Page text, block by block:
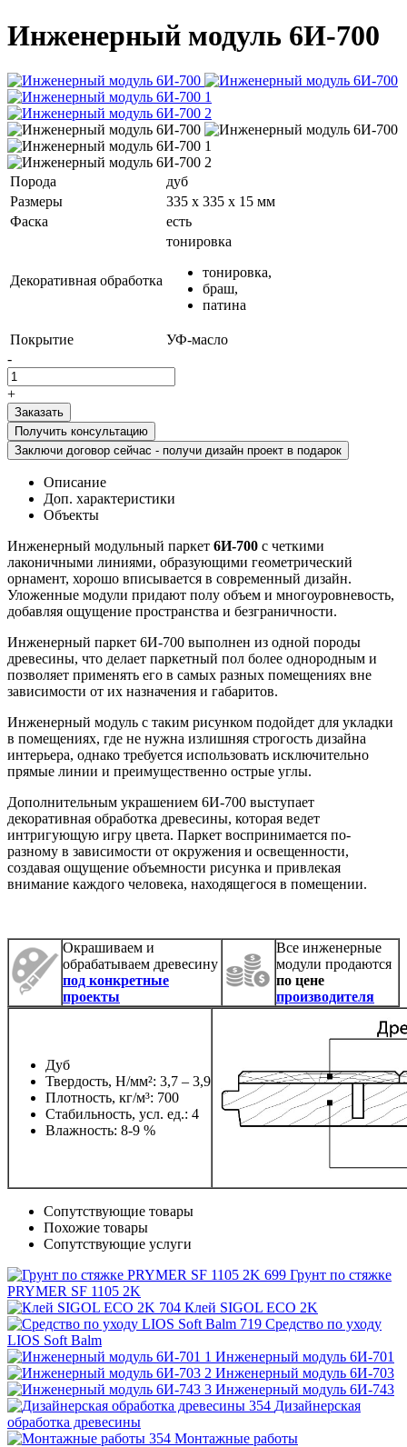
Инженерный модуль 6И-700
Порода
дуб
Размеры
335 х 335 х 15 мм
Фаска
есть
Декоративная обработка
тонировка
тонировка,
браш,
патина
Покрытие
УФ-масло
-
+
Получить консультацию
Заключи договор сейчас - получи дизайн проект в подарок
Описание
Доп. характеристики
Объекты
Инженерный модульный паркет 6И-700 с четкими
лаконичными линиями, образующими геометрический
орнамент, хорошо вписывается в современный дизайн.
Уложенные модули придают полу объем и многоуровневость,
добавляя ощущение пространства и безграничности.
Инженерный паркет 6И-700 выполнен из одной породы
древесины, что делает паркетный пол более однородным и
позволяет применять его в самых разных помещениях вне
зависимости от их назначения и габаритов.
Инженерный модуль с таким рисунком подойдет для укладки
в помещениях, где не нужна излишняя строгость дизайна
интерьера, однако требуется использовать исключительно
прямые линии и преимущественно острые углы.
Дополнительным украшением 6И-700 выступает
декоративная обработка древесины, которая ведет
интригующую игру цвета. Паркет воспринимается по-
разному в зависимости от окружения и освещенности,
создавая ощущение объемности рисунка и привлекая
внимание каждого человека, находящегося в помещении.
Окрашиваем и
обрабатываем древесину
под конкретные
проекты
Все инженерные
модули продаются
по цене
производителя
Дуб
Твердость, Н/мм²: 3,7 – 3,9
Плотность, кг/м³: 700
Стабильность, усл. ед.: 4
Влажность: 8-9 %
Сопутствующие товары
Похожие товары
Сопутствующие услуги
Грунт по стяжке
PRYMER SF 1105 2K
Клей SIGOL ECO 2K
Средство по уходу
LIOS Soft Balm
Инженерный модуль 6И-701
Инженерный модуль 6И-703
Инженерный модуль 6И-743
Дизайнерская
обработка древесины
Монтажные работы